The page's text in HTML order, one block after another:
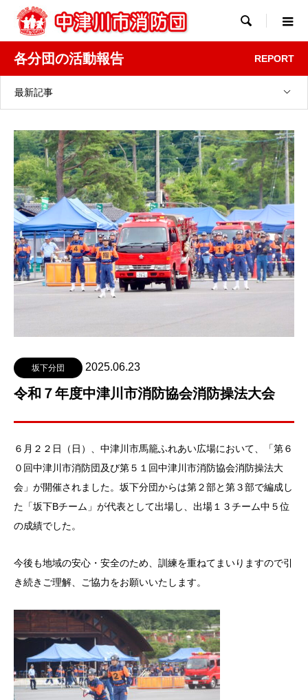

各分団の活動報告 REPORT
最新記事
坂下分団 2025.06.23
令和７年度中津川市消防協会消防操法大会
６月２２日（日）、中津川市馬籠ふれあい広場において、「第６
０回中津川市消防団及び第５１回中津川市消防協会消防操法大
会」が開催されました。坂下分団からは第２部と第３部で編成し
た「坂下Bチーム」が代表として出場し、出場１３チーム中５位
の成績でした。
今後も地域の安心・安全のため、訓練を重ねてまいりますので引
き続きご理解、ご協力をお願いいたします。